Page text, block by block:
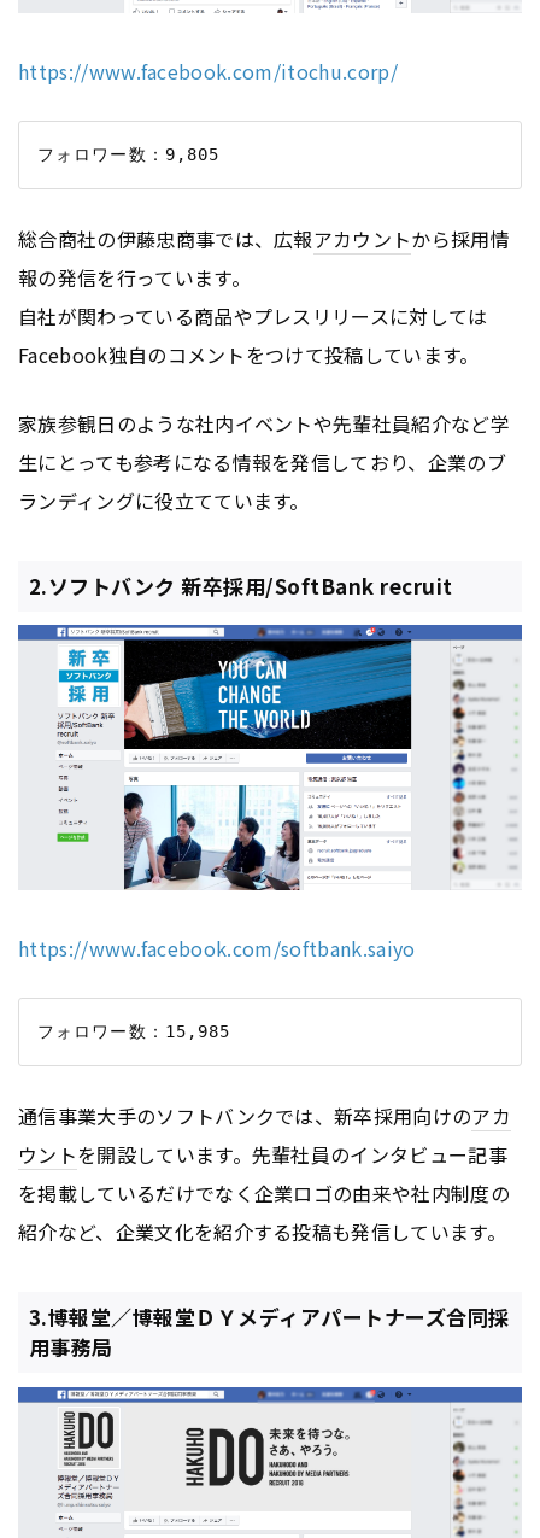
https://www.facebook.com/itochu.corp/
総合商社の伊藤忠商事では、広報アカウントから採用情
報の発信を行っています。
自社が関わっている商品やプレスリリースに対しては
Facebook独自のコメントをつけて投稿しています。
家族参観日のような社内イベントや先輩社員紹介など学
生にとっても参考になる情報を発信しており、企業のブ
ランディングに役立てています。
2.ソフトバンク 新卒採用/SoftBank recruit
https://www.facebook.com/softbank.saiyo
通信事業大手のソフトバンクでは、新卒採用向けのアカ
ウントを開設しています。先輩社員のインタビュー記事
を掲載しているだけでなく企業ロゴの由来や社内制度の
紹介など、企業文化を紹介する投稿も発信しています。
3.博報堂／博報堂ＤＹメディアパートナーズ合同採
用事務局